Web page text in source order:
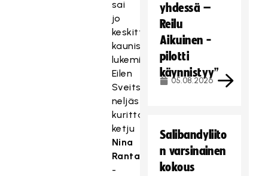
sai
jo
keskittyä
kaunistelemaan
lukemia.
Eilen
Sveitsiä
neljästi
kurittanut
ketju
Nina
Rantala
-
yhdessä –
Reilu
Aikuinen -
pilotti
käynnistyy”
05.08.2026
Salibandyliito
n varsinainen
kokous